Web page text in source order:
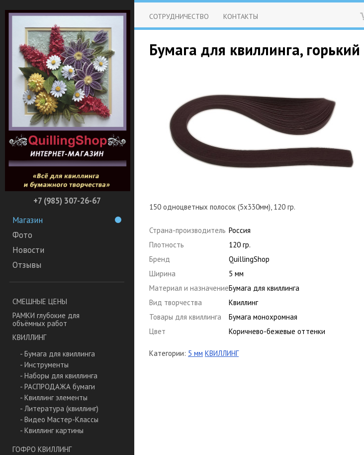
+7 (985) 307-26-67
Магазин
Фото
Новости
Отзывы
СМЕШНЫЕ ЦЕНЫ
РАМКИ глубокие для
объёмных работ
КВИЛЛИНГ
- Бумага для квиллинга
- Инструменты
- Наборы для квиллинга
- РАСПРОДАЖА бумаги
- Квиллинг элементы
- Литература (квиллинг)
- Видео Мастер-Классы
- Квиллинг картины
ГОФРО КВИЛЛИНГ
СОТРУДНИЧЕСТВО КОНТАКТЫ
Бумага для квиллинга,
150 одноцветных полосок (5х330мм), 120 гр.
Страна-производитель Россия
Плотность
120 гр.
Бренд
QuillingShop
Ширина
5 мм
Материал и назначениеБумага для квиллинга
Вид творчества
Квиллинг
Товары для квиллинга
Бумага монохромная
Цвет
Коричнево-бежевые оттенки
Категории: 5 мм КВИЛЛИНГ